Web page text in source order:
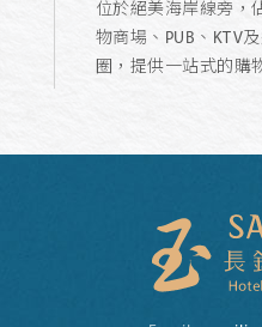
位於絕美海岸線旁，
物商場、PUB、KTV
圈，提供一站式的購